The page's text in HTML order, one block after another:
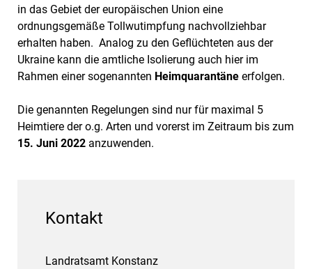
in das Gebiet der europäischen Union eine
ordnungsgemäße Tollwutimpfung nachvollziehbar
erhalten haben. Analog zu den Geflüchteten aus der
Ukraine kann die amtliche Isolierung auch hier im
Rahmen einer sogenannten Heimquarantäne erfolgen.
Die genannten Regelungen sind nur für maximal 5
Heimtiere der o.g. Arten und vorerst im Zeitraum bis zum
15. Juni 2022 anzuwenden.
Kontakt
Landratsamt Konstanz